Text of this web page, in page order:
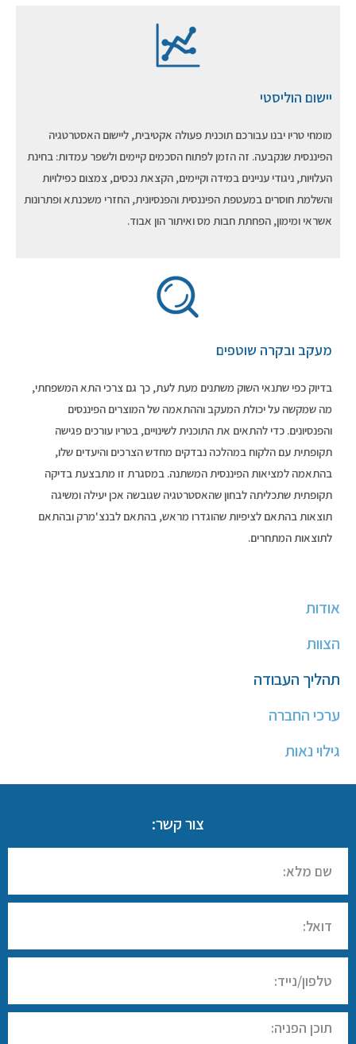
אודות
הצוות
תהליך העבודה
ערכי החברה
גילוי נאות
יישום הוליסטי
מומחי טריו יבנו עבורכם תוכנית פעולה אקטיבית, ליישום האסטרטגיה
הפיננסית שנקבעה. זה הזמן לפתוח הסכמים קיימים ולשפר עמדות: בחינת
העלויות, ניגודי עניינים במידה וקיימים, הקצאת נכסים, צמצום כפילויות
והשלמת חוסרים במעטפת הפיננסית והפנסיונית, החזרי משכנתא ופתרונות
אשראי ומימון, הפחתת חבות מס ואיתור הון אבוד.
מעקב ובקרה שוטפים
בדיוק כפי שתנאי השוק משתנים מעת לעת, כך גם צרכי התא המשפחתי,
מה שמקשה על יכולת המעקב וההתאמה של המוצרים הפיננסים
והפנסיונים. כדי להתאים את התוכנית לשינויים, בטריו עורכים פגישה
תקופתית עם הלקוח במהלכה נבדקים מחדש הצרכים והיעדים שלו,
בהתאמה למציאות הפיננסית המשתנה. במסגרת זו מתבצעת בדיקה
תקופתית שתכליתה לבחון שהאסטרטגיה שגובשה אכן יעילה ומשיגה
תוצאות בהתאם לציפיות שהוגדרו מראש, בהתאם לבנצ'מרק ובהתאם
לתוצאות המתחרים.
צור קשר: